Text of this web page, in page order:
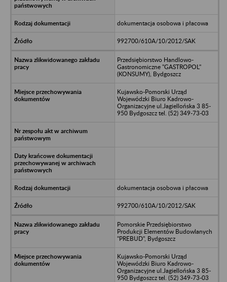
dokumentacja osobowa i płacowa
992700/610A/10/2012/SAK
Przedsiębiorstwo Handlowo-
Gastronomiczne "GASTROPOL"
(KONSUMY), Bydgoszcz
Kujawsko-Pomorski Urząd
Wojewódzki Biuro Kadrowo-
Organizacyjne ul.Jagiellońska 3 85-
950 Bydgoszcz tel. (52) 349-73-03
dokumentacja osobowa i płacowa
992700/610A/10/2012/SAK
Pomorskie Przedsiębiorstwo
Produkcji Elementów Budowlanych
"PREBUD", Bydgoszcz
Kujawsko-Pomorski Urząd
Wojewódzki Biuro Kadrowo-
Organizacyjne ul.Jagiellońska 3 85-
950 Bydgoszcz tel. (52) 349-73-03